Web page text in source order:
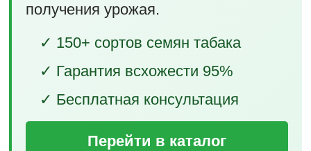
получения урожая.
✓ 150+ сортов семян табака
✓ Гарантия всхожести 95%
✓ Бесплатная консультация
Перейти в каталог